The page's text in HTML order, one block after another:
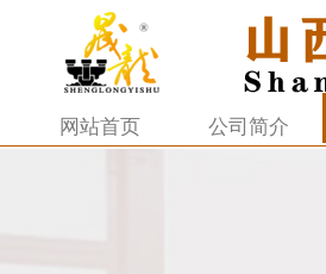
网站首页 公司简介